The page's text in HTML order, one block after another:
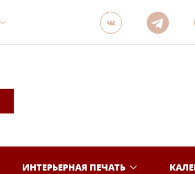
ИНТЕРЬЕРНАЯ ПЕЧАТЬ